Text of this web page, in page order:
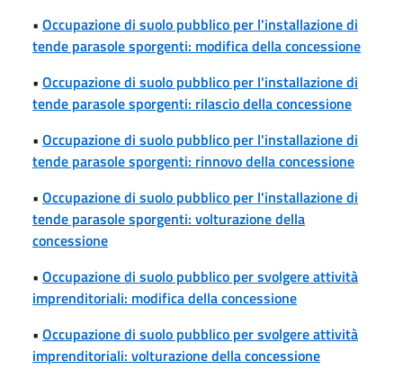
• Occupazione di suolo pubblico per l'installazione di
tende parasole sporgenti: modifica della concessione
• Occupazione di suolo pubblico per l'installazione di
tende parasole sporgenti: rilascio della concessione
• Occupazione di suolo pubblico per l'installazione di
tende parasole sporgenti: rinnovo della concessione
• Occupazione di suolo pubblico per l'installazione di
tende parasole sporgenti: volturazione della
concessione
• Occupazione di suolo pubblico per svolgere attività
imprenditoriali: modifica della concessione
• Occupazione di suolo pubblico per svolgere attività
imprenditoriali: volturazione della concessione